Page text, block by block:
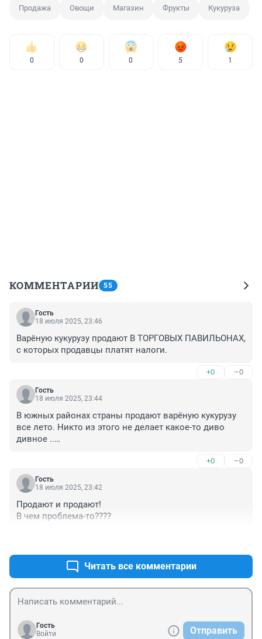
Продажа Овощи Магазин Фрукты Кукуруза
0 0 0 5 1
КОММЕНТАРИИ 55
Гость
18 июля 2025, 23:46
Варёную кукурузу продают В ТОРГОВЫХ ПАВИЛЬОНАХ,
с которых продавцы платят налоги.
+0 –0
Гость
18 июля 2025, 23:44
В южных районах страны продают варёную кукурузу
все лето. Никто из этого не делает какое-то диво
дивное ..
+0 –0
Гость
18 июля 2025, 23:42
Продают и продают!
В чем проблема-то????
Читать все комментарии
Гость
Войти
Отправить